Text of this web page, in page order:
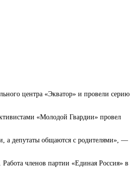
центра «Экватор» и провели серию
«Молодой Гвардии» провел
а депутаты общаются с родителями», —
членов партии «Единая Россия» в